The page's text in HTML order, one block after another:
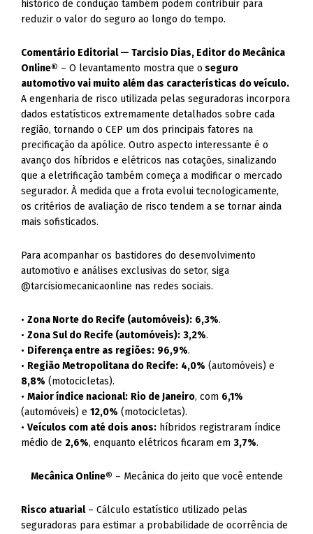
histórico de condução também podem contribuir para
reduzir o valor do seguro ao longo do tempo.
Comentário Editorial — Tarcisio Dias, Editor do Mecânica
Online® – O levantamento mostra que o seguro
automotivo vai muito além das características do veículo.
A engenharia de risco utilizada pelas seguradoras incorpora
dados estatísticos extremamente detalhados sobre cada
região, tornando o CEP um dos principais fatores na
precificação da apólice. Outro aspecto interessante é o
avanço dos híbridos e elétricos nas cotações, sinalizando
que a eletrificação também começa a modificar o mercado
segurador. À medida que a frota evolui tecnologicamente,
os critérios de avaliação de risco tendem a se tornar ainda
mais sofisticados.
Para acompanhar os bastidores do desenvolvimento
automotivo e análises exclusivas do setor, siga
@tarcisiomecanicaonline nas redes sociais.
•Zona Norte do Recife (automóveis): 6,3%.
•Zona Sul do Recife (automóveis): 3,2%.
• Diferença entre as regiões: 96,9%.
• Região Metropolitana do Recife: 4,0% (automóveis) e
8,8% (motocicletas).
•Maior índice nacional: Rio de Janeiro, com 6,1%
(automóveis) e12,0% (motocicletas).
•Veículos com até dois anos: híbridos registraram índice
médio de2,6%, enquanto elétricos ficaram em3,7%.
Mecânica Online® – Mecânica do jeito que você entende
Risco atuarial– Cálculo estatístico utilizado pelas
seguradoras para estimar a probabilidade de ocorrência de